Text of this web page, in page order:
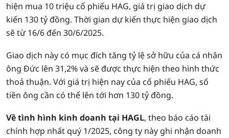
hiện mua 10 triệu cổ phiếu HAG, giá trị giao dịch dự
kiến 130 tỷ đồng. Thời gian dự kiến thực hiện giao dịch
sẽ từ 16/6 đến 30/6/2025.
Giao dịch này có mục đích tăng tỷ lệ sở hữu của cá nhân
ông Đức lên 31,2% và sẽ được thực hiện theo hình thức
thoả thuận. Với giá trị hiện nay của cổ phiếu HAG, số
tiền ông cần có thể lên tới hơn 130 tỷ đồng.
Về tình hình kinh doanh tại HAGL, theo báo cáo tài
chính hợp nhất quý 1/2025, công ty này ghi nhận doanh